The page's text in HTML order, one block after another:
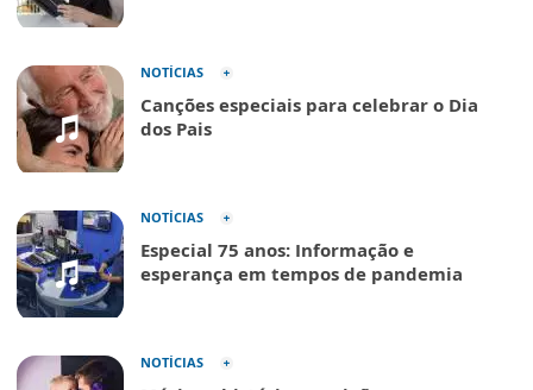
NOTÍCIAS
Canções especiais para celebrar o Dia
dos Pais
NOTÍCIAS
Especial 75 anos: Informação e
esperança em tempos de pandemia
NOTÍCIAS